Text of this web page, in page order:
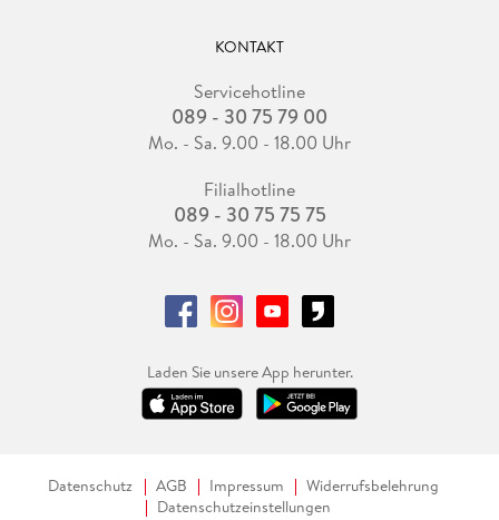
KONTAKT
Servicehotline
089 - 30 75 79 00
Mo. - Sa. 9.00 - 18.00 Uhr
Filialhotline
089 - 30 75 75 75
Mo. - Sa. 9.00 - 18.00 Uhr
Laden Sie unsere App herunter.
Datenschutz AGB Impressum
Widerrufsbelehrung
Datenschutzeinstellungen